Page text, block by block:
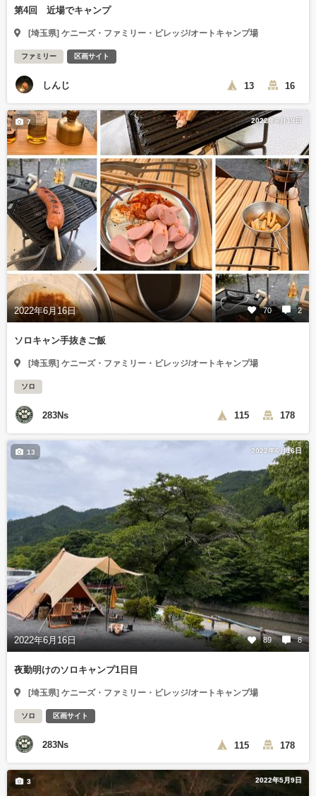
第4回 近場でキャンプ
[埼玉県] ケニーズ・ファミリー・ビレッジ/オートキャンプ場
ファミリー 区画サイト
しんじ 13 16
2022年6月19日
2022年6月16日 70 2
7
ソロキャン手抜きご飯
[埼玉県] ケニーズ・ファミリー・ビレッジ/オートキャンプ場
ソロ
283Ns 115 178
2022年6月16日
2022年6月16日 89 8
13
夜勤明けのソロキャンプ1日目
[埼玉県] ケニーズ・ファミリー・ビレッジ/オートキャンプ場
ソロ 区画サイト
283Ns 115 178
2022年5月9日
3